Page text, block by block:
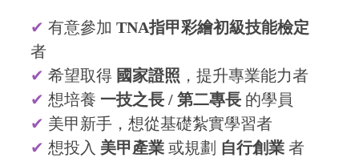
✔ 有意參加 TNA指甲彩繪初級技能檢定
者
✔ 希望取得 國家證照 ，提升專業能力者
✔ 想培養 一技之長 / 第二專長 的學員
✔ 美甲新手，想從基礎紮實學習者
✔ 想投入 美甲產業 或規劃 自行創業 者